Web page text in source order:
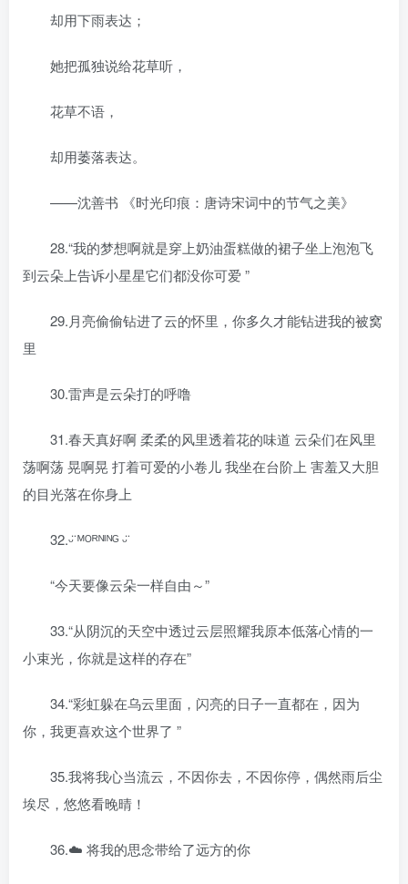
却用下雨表达；
她把孤独说给花草听，
花草不语，
却用萎落表达。
——沈善书 《时光印痕：唐诗宋词中的节气之美》
28.“我的梦想啊就是穿上奶油蛋糕做的裙子坐上泡泡飞
到云朵上告诉小星星它们都没你可爱 ”
29.月亮偷偷钻进了云的怀里，你多久才能钻进我的被窝
里
30.雷声是云朵打的呼噜
31.春天真好啊 柔柔的风里透着花的味道 云朵们在风里
荡啊荡 晃啊晃 打着可爱的小卷儿 我坐在台阶上 害羞又大胆
的目光落在你身上
32.ᵕ̈ ᴹᴼᴿᴺᴵᴺᴳ ᵕ̈
“今天要像云朵一样自由～”
33.“从阴沉的天空中透过云层照耀我原本低落心情的一
小束光，你就是这样的存在”
34.“彩虹躲在乌云里面，闪亮的日子一直都在，因为
你，我更喜欢这个世界了 ”
35.我将我心当流云，不因你去，不因你停，偶然雨后尘
埃尽，悠悠看晚晴！
36.☁️ 将我的思念带给了远方的你